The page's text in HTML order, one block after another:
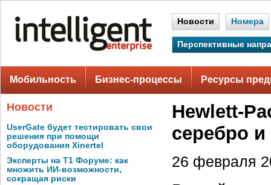
Новости Номера
Перспективные
Мобильность Бизнес-процессы Ресурсы
Новости
UserGate будет тестировать свои
решения при помощи
оборудования Xinertel
Эксперты на Т1 Форуме: как
множить ИИ-возможности,
сокращая риски
Hewlett-
серебро и
26 февраля